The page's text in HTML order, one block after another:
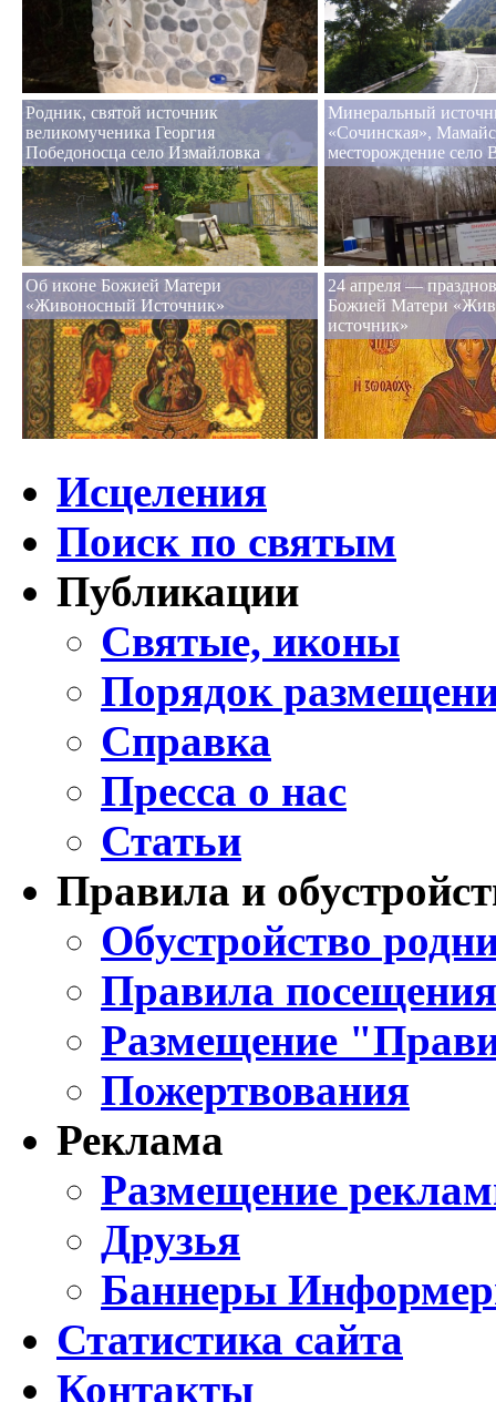
Родник, святой источник
великомученика Георгия
Победоносца село Измайловка
Минеральный
«Сочинская»,
месторождение село
Об иконе Божией Матери
«Живоносный Источник»
24 апреля —
Божией Матери
источник»
Исцеления
Поиск по святым
Публикации
Святые, иконы
Порядок
Справка
Пресса о нас
Статьи
Правила и
Обустройство
Правила
Размещение
Пожертвования
Реклама
Размещение
Друзья
Баннеры
Статистика сайта
Контакты